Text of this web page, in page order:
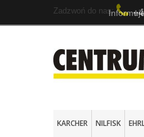
Zadzwoń do nas:
KARCHER NILFISK